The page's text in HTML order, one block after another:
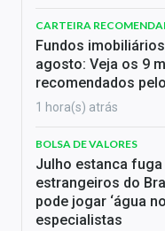
CARTEIRA
Fundos
agosto: Veja os 9
recomendados
1 hora(s) atrás
BOLSA DE VALORES
Julho estanca fuga
estrangeiros do
pode jogar ‘água
especialistas